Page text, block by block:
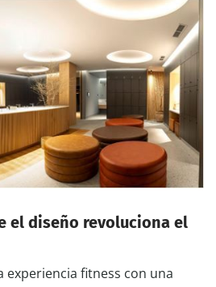
el diseño revoluciona el
experiencia fitness con una